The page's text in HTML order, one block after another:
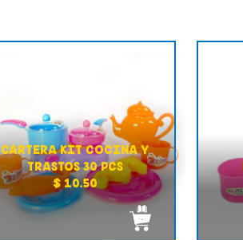
CARTERA KIT COCINA Y
TRASTOS 30 PCS
$ 10.50